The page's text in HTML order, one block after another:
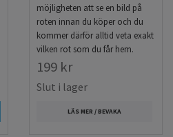
möjligheten att se en bild på
roten innan du köper och du
kommer därför alltid veta exakt
vilken rot som du får hem.
199 kr
Slut i lager
LÄS MER / BEVAKA